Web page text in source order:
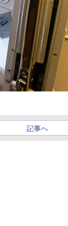
記事へ